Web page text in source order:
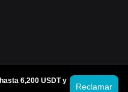
6,200 USDT y
Reclamar